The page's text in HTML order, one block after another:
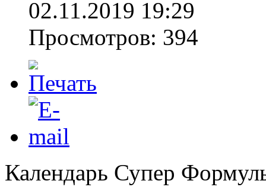
02.11.2019 19:29
Просмотров: 394
Календарь Супер